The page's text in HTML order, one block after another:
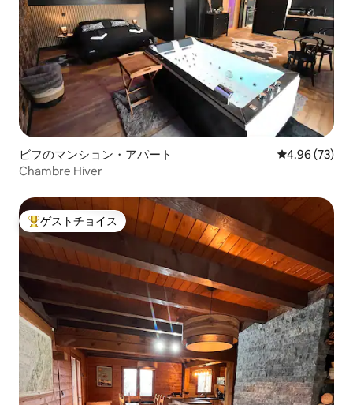
ビフのマンション・アパート レビュー73
4.96 (73)
Chambre Hiver
大好評のゲストチョイスです。
ゲストチョイス